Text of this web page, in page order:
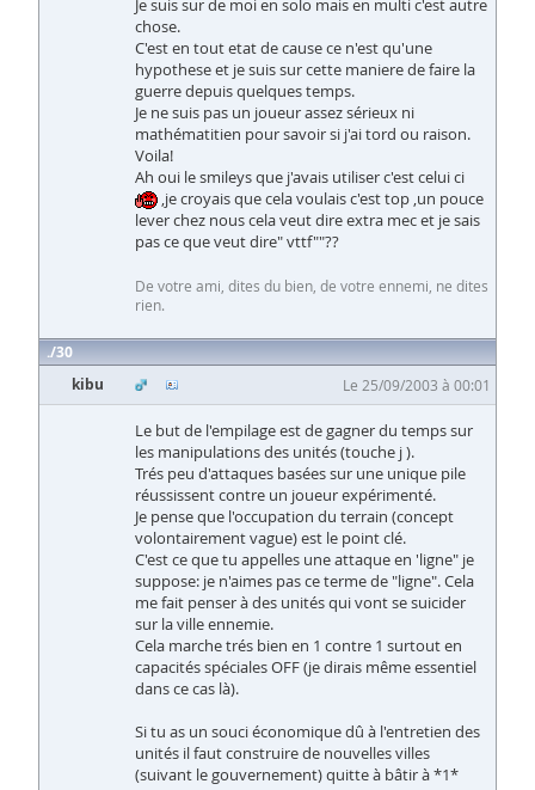
Je suis sur de moi en solo mais en multi c'est autre
chose.
C'est en tout etat de cause ce n'est qu'une
hypothese et je suis sur cette maniere de faire la
guerre depuis quelques temps.
Je ne suis pas un joueur assez sérieux ni
mathématitien pour savoir si j'ai tord ou raison.
Voila!
Ah oui le smileys que j'avais utiliser c'est celui ci
,je croyais que cela voulais c'est top ,un pouce
lever chez nous cela veut dire extra mec et je sais
pas ce que veut dire" vttf""??
De votre ami, dites du bien, de votre ennemi, ne dites
rien.
30
kibu
Le 25/09/2003 à 00:01
Le but de l'empilage est de gagner du temps sur
les manipulations des unités (touche j ).
Trés peu d'attaques basées sur une unique pile
réussissent contre un joueur expérimenté.
Je pense que l'occupation du terrain (concept
volontairement vague) est le point clé.
C'est ce que tu appelles une attaque en 'ligne" je
suppose: je n'aimes pas ce terme de "ligne". Cela
me fait penser à des unités qui vont se suicider
sur la ville ennemie.
Cela marche trés bien en 1 contre 1 surtout en
capacités spéciales OFF (je dirais même essentiel
dans ce cas là).
Si tu as un souci économique dû à l'entretien des
unités il faut construire de nouvelles villes
(suivant le gouvernement) quitte à bâtir à *1*